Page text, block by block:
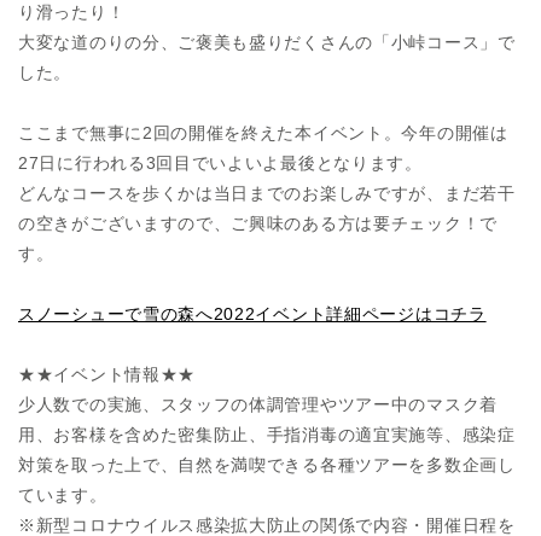
り滑ったり！
大変な道のりの分、ご褒美も盛りだくさんの「小峠コース」で
した。
ここまで無事に2回の開催を終えた本イベント。今年の開催は
27日に行われる3回目でいよいよ最後となります。
どんなコースを歩くかは当日までのお楽しみですが、まだ若干
の空きがございますので、ご興味のある方は要チェック！で
す。
スノーシューで雪の森へ2022イベント詳細ページはコチラ
★★イベント情報★★
少人数での実施、スタッフの体調管理やツアー中のマスク着
用、お客様を含めた密集防止、手指消毒の適宜実施等、感染症
対策を取った上で、自然を満喫できる各種ツアーを多数企画し
ています。
※新型コロナウイルス感染拡大防止の関係で内容・開催日程を